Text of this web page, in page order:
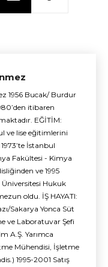
1956 Bucak/ Burdur
itibaren
EĞİTİM:
ve lise eğitimlerini
İstanbul
Fakültesi - Kimya
ve 1995
Üniversitesi Hukuk
oldu. İŞ HAYATI:
Sakarya Yonca Süt
ve Laboratuvar Şefi
A.Ş. Yarımca
Mühendisi, İşletme
1995-2001 Satış